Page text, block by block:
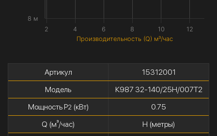
Производительность (Q) м³/час
2 4 6 8 10 12
8 м
Артикул
15312001
Модель
К987 32-140/25Н/007Т2
Мощность P2 (кВт)
0.75
Q (м³/час)
H (метры)